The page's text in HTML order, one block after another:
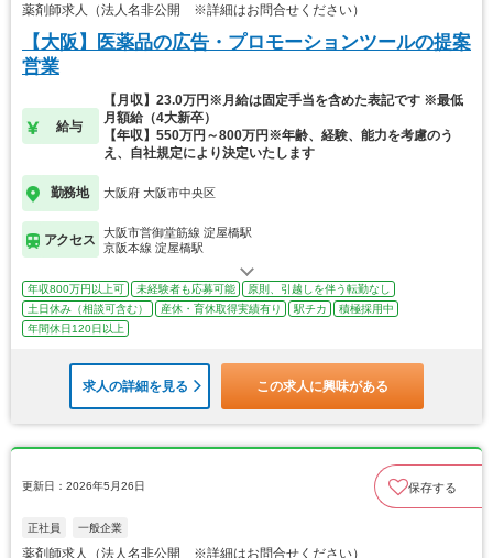
薬剤師求人（法人名非公開 ※詳細はお問合せください）
【大阪】医薬品の広告・プロモーションツールの提案
営業
給与
【月収】23.0万円※月給は固定手当を含めた表記です ※最低
月額給（4大新卒）
【年収】550万円～800万円※年齢、経験、能力を考慮のう
え、自社規定により決定いたします
勤務地 大阪府 大阪市中央区
アクセス
大阪市営御堂筋線 淀屋橋駅
京阪本線 淀屋橋駅
年収800万円以上可 未経験者も応募可能
原則、引越しを伴う転勤なし
土日休み（相談可含む）
産休・育休取得実績有り 駅チカ
積極採用中
年間休日120日以上
求人の詳細を見る この求人に興味がある
更新日：2026年5月26日 保存する
正社員 一般企業
薬剤師求人（法人名非公開 ※詳細はお問合せください）